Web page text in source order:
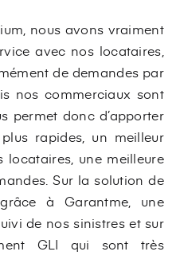
nous avons vraiment
avec nos locataires,
de demandes par
nos commerciaux sont
permet donc d’apporter
rapides, un meilleur
une meilleure
Sur la solution de
à Garantme, une
de nos sinistres et sur
GLI qui sont très